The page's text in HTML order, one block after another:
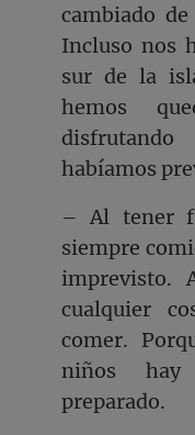
cambiado
Incluso nos
sur de la
hemos
habíamos
– Al tener
siempre
imprevisto.
cualquier
comer.
niños hay
preparado.